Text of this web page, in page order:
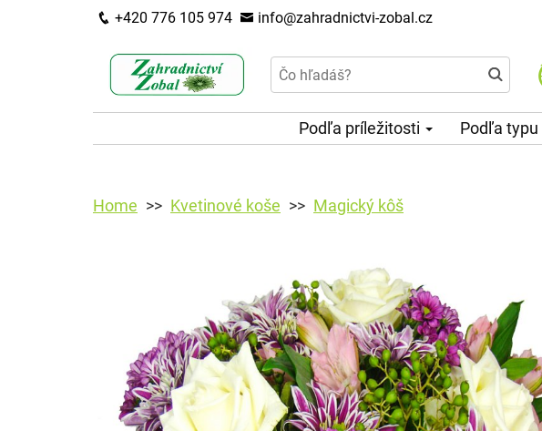
+420 776 105 974 info@zahradnictvi-zobal.cz
Podľa príležitosti Podľa typu
Home Kvetinové koše Magický kôš